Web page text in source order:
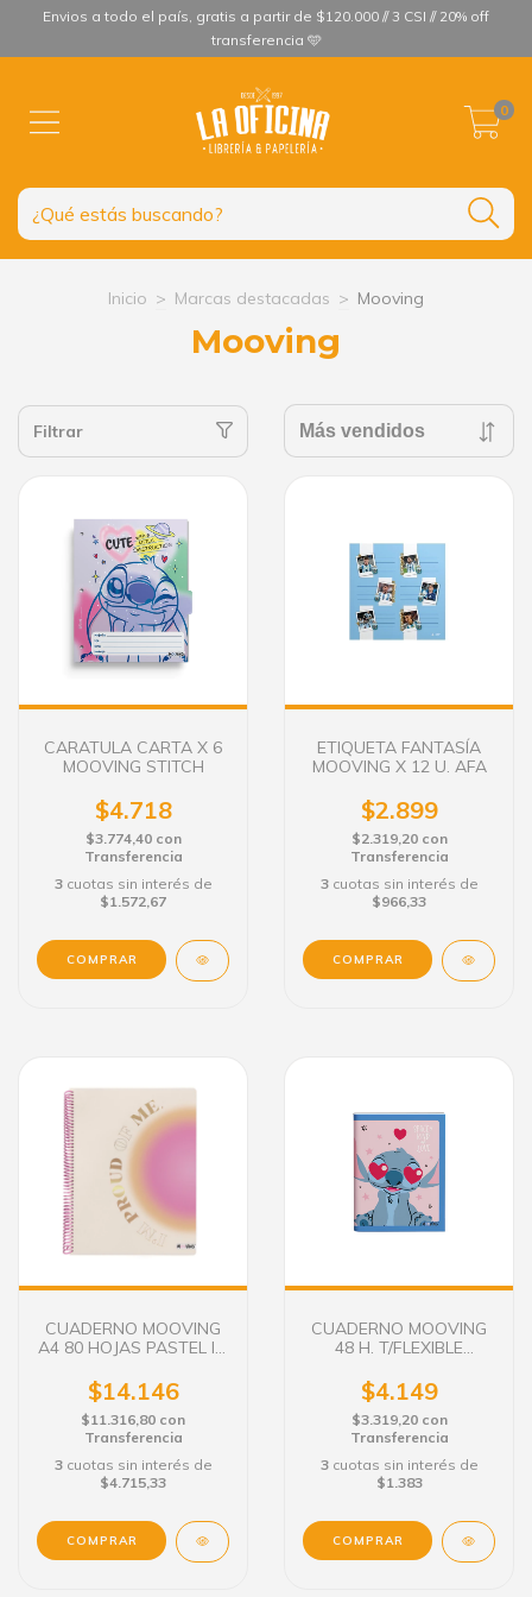
Envios a todo el país, gratis a partir de $120.000 // 3 CSI // 20% off
transferencia 🩵
0
Inicio > Marcas destacadas > Mooving
Mooving
Filtrar
CARATULA CARTA X 6
MOOVING STITCH
$4.718
$3.774,40 con
Transferencia
3 cuotas sin interés de
$1.572,67
ETIQUETA FANTASÍA
MOOVING X 12 U. AFA
$2.899
$2.319,20 con
Transferencia
3 cuotas sin interés de
$966,33
CUADERNO MOOVING
A4 80 HOJAS PASTEL IM
$14.146
$11.316,80 con
Transferencia
3 cuotas sin interés de
$4.715,33
CUADERNO MOOVING
48 H. T/FLEXIBLE
$4.149
$3.319,20 con
Transferencia
3 cuotas sin interés de
$1.383
COMPRAR